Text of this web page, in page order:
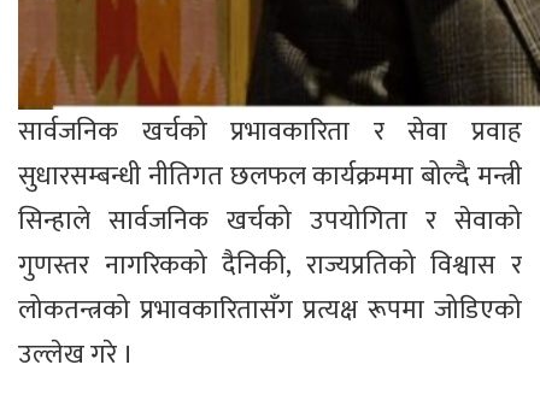
सार्वजनिक खर्चको प्रभावकारिता र सेवा प्रवाह
सुधारसम्बन्धी नीतिगत छलफल कार्यक्रममा बोल्दै मन्त्री
सिन्हाले सार्वजनिक खर्चको उपयोगिता र सेवाको
गुणस्तर नागरिकको दैनिकी, राज्यप्रतिको विश्वास र
लोकतन्त्रको प्रभावकारितासँग प्रत्यक्ष रूपमा जोडिएको
उल्लेख गरे ।